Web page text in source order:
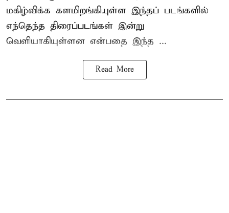
மகிழ்விக்க களமிறங்கியுள்ள இந்தப் படங்களில்
எந்தெந்த திரைப்படங்கள் இன்று
வெளியாகியுள்ளன என்பதை இந்த ...
Read More